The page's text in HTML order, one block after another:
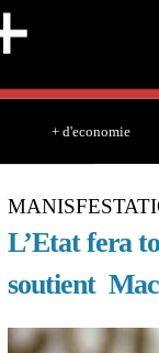
+ d'economie
L’Etat fera
soutient